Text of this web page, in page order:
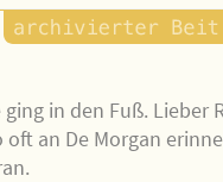
in den Fuß. Lieber
an De Morgan